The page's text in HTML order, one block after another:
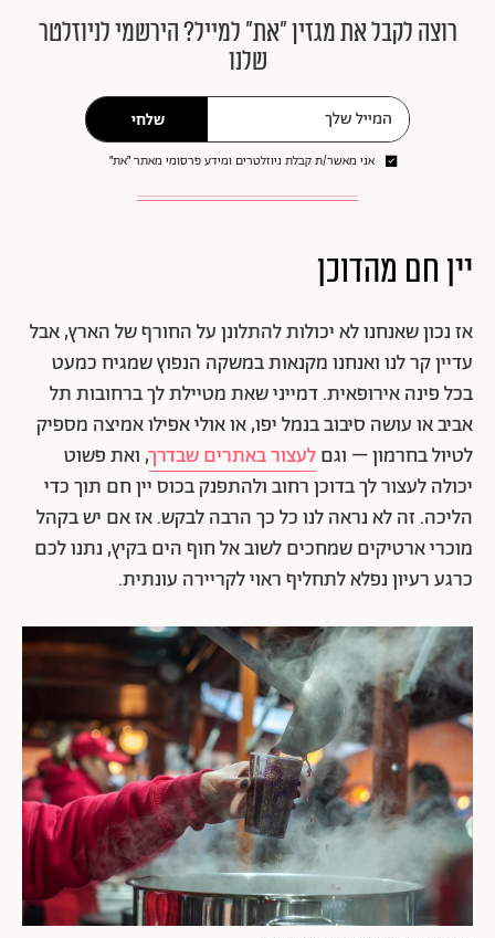
רוצה לקבל את מגזין ״את״ למייל? הירשמי לניוזלטר
שלנו
שלחי
אני מאשר/ת קבלת ניוזלטרים ומידע פרסומי מאתר ״את״
יין חם מהדוכן
אז נכון שאנחנו לא יכולות להתלונן על החורף של הארץ, אבל
עדיין קר לנו ואנחנו מקנאות במשקה הנפוץ שמגיח כמעט
בכל פינה אירופאית. דמייני שאת מטיילת לך ברחובות תל
אביב או עושה סיבוב בנמל יפו, או אולי אפילו אמיצה מספיק
לטיול בחרמון – וגםלעצור באתרים שבדרך, ואת פשוט
יכולה לעצור לך בדוכן רחוב ולהתפנק בכוס יין חם תוך כדי
הליכה. זה לא נראה לנו כל כך הרבה לבקש. אז אם יש בקהל
מוכרי ארטיקים שמחכים לשוב אל חוף הים בקיץ, נתנו לכם
כרגע רעיון נפלא לתחליף ראוי לקריירה עונתית.